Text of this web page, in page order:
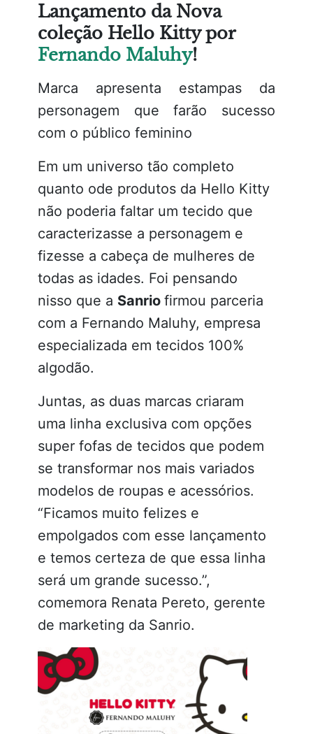
Lançamento da Nova
coleção Hello Kitty por
Fernando Maluhy!
Marca apresenta estampas da
personagem que farão sucesso
com o público feminino
Em um universo tão completo
quanto ode produtos da Hello Kitty
não poderia faltar um tecido que
caracterizasse a personagem e
fizesse a cabeça de mulheres de
todas as idades. Foi pensando
nisso que a Sanriofirmou parceria
com a Fernando Maluhy, empresa
especializada em tecidos 100%
algodão.
Juntas, as duas marcas criaram
uma linha exclusiva com opções
super fofas de tecidos que podem
se transformar nos mais variados
modelos de roupas e acessórios.
“Ficamos muito felizes e
empolgados com esse lançamento
e temos certeza de que essa linha
será um grande sucesso.”,
comemora Renata Pereto, gerente
de marketing da Sanrio.